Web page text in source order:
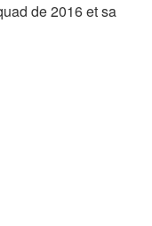
de 2016 et sa